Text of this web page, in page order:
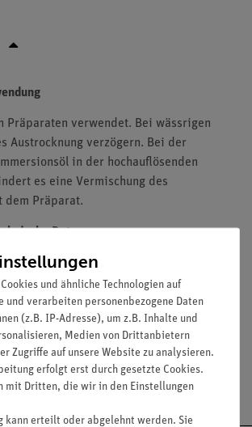
Präparaten verwendet. Bei wässrigen
Austrocknung verzögern. Bei der
in der hochauflösenden
es eine Vermischung des
dem Präparat.
Daten
mm
x 18
ab 300,- €
und ähnliche Technologien auf
und verarbeiten personenbezogene Daten
(z.B. IP-Adresse), um z.B. Inhalte und
Medien von Drittanbietern
Zugriffe auf unsere Website zu analysieren.
erfolgt erst durch gesetzte Cookies.
mit Dritten, die wir in den Einstellungen
kann erteilt oder abgelehnt werden. Sie